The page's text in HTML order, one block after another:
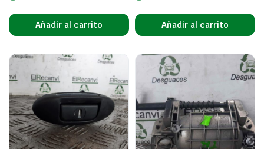
Añadir al carrito Añadir al carrito